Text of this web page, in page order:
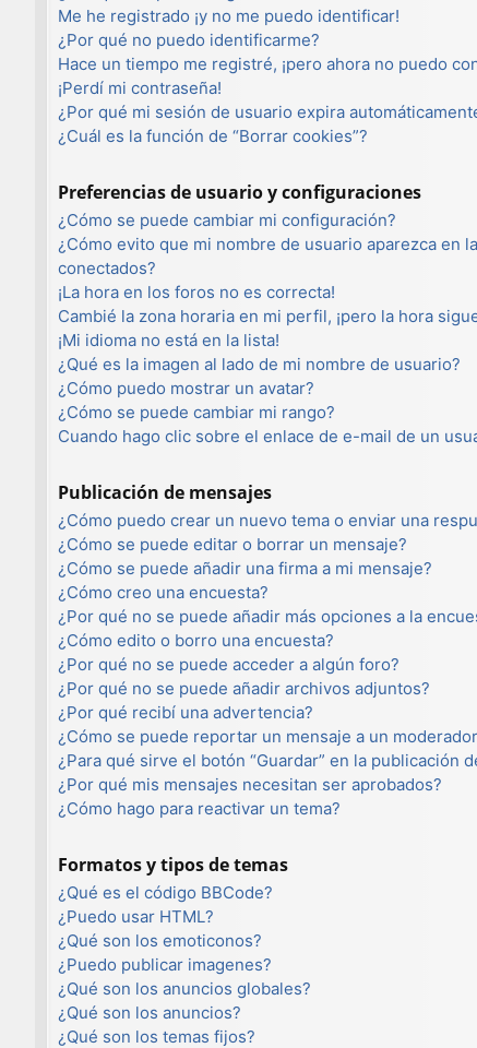
Me he registrado ¡y no me puedo identificar!
¿Por qué no puedo identificarme?
Hace un tiempo me registré, ¡pero ahora no puedo
¡Perdí mi contraseña!
¿Por qué mi sesión de usuario expira
¿Cuál es la función de “Borrar cookies”?
Preferencias de usuario y configuraciones
¿Cómo se puede cambiar mi configuración?
¿Cómo evito que mi nombre de usuario aparezca en
conectados?
¡La hora en los foros no es correcta!
Cambié la zona horaria en mi perfil, ¡pero la hora
¡Mi idioma no está en la lista!
¿Qué es la imagen al lado de mi nombre de usuario?
¿Cómo puedo mostrar un avatar?
¿Cómo se puede cambiar mi rango?
Cuando hago clic sobre el enlace de e-mail de un
Publicación de mensajes
¿Cómo puedo crear un nuevo tema o enviar una
¿Cómo se puede editar o borrar un mensaje?
¿Cómo se puede añadir una firma a mi mensaje?
¿Cómo creo una encuesta?
¿Por qué no se puede añadir más opciones a la
¿Cómo edito o borro una encuesta?
¿Por qué no se puede acceder a algún foro?
¿Por qué no se puede añadir archivos adjuntos?
¿Por qué recibí una advertencia?
¿Cómo se puede reportar un mensaje a un
¿Para qué sirve el botón “Guardar” en la publicación
¿Por qué mis mensajes necesitan ser aprobados?
¿Cómo hago para reactivar un tema?
Formatos y tipos de temas
¿Qué es el código BBCode?
¿Puedo usar HTML?
¿Qué son los emoticonos?
¿Puedo publicar imagenes?
¿Qué son los anuncios globales?
¿Qué son los anuncios?
¿Qué son los temas fijos?